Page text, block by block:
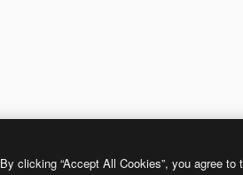
By clicking “Accept All Cookies”, you agree